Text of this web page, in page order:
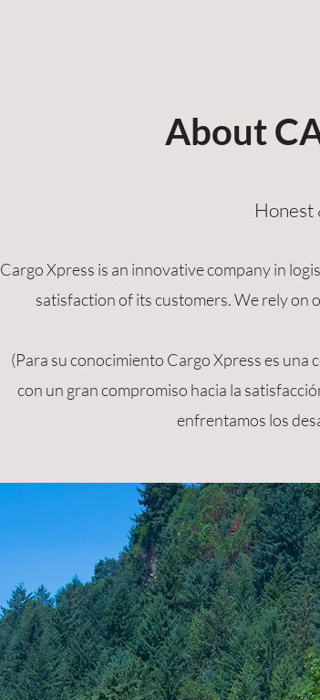
About
Honest
Cargo Xpress is an innovative company in
satisfaction of its customers. We rely on
(Para su conocimiento Cargo Xpress es
con un gran compromiso hacia la
enfrentamos los